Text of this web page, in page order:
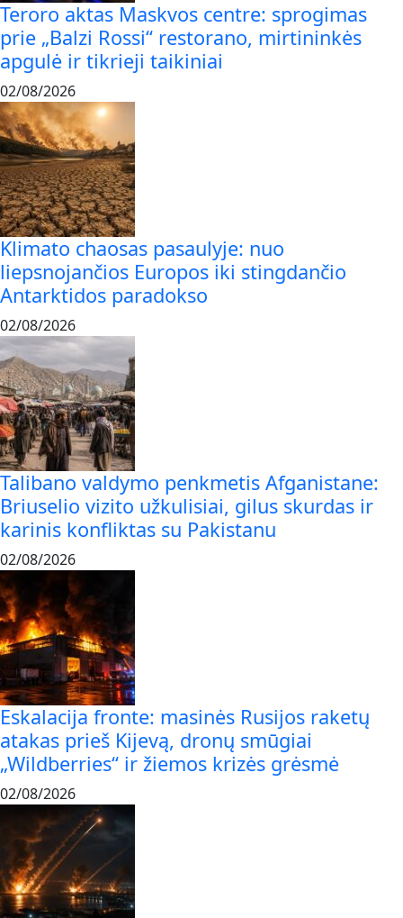
Teroro aktas Maskvos centre: sprogimas
prie „Balzi Rossi“ restorano, mirtininkės
apgulė ir tikrieji taikiniai
02/08/2026
Klimato chaosas pasaulyje: nuo
liepsnojančios Europos iki stingdančio
Antarktidos paradokso
02/08/2026
Talibano valdymo penkmetis Afganistane:
Briuselio vizito užkulisiai, gilus skurdas ir
karinis konfliktas su Pakistanu
02/08/2026
Eskalacija fronte: masinės Rusijos raketų
atakas prieš Kijevą, dronų smūgiai
„Wildberries“ ir žiemos krizės grėsmė
02/08/2026